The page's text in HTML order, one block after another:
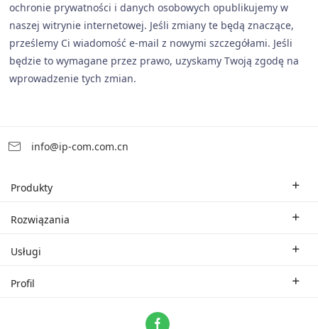
ochronie prywatności i danych osobowych opublikujemy w
naszej witrynie internetowej. Jeśli zmiany te będą znaczące,
prześlemy Ci wiadomość e-mail z nowymi szczegółami. Jeśli
będzie to wymagane przez prawo, uzyskamy Twoją zgodę na
wprowadzenie tych zmian.
info@ip-com.com.cn
Produkty
Bezprzewodowy router Wi-Fi
CPE
Rozwiązania
Rozwiązania branżowe
Usługi
Oddział firmy
Profil